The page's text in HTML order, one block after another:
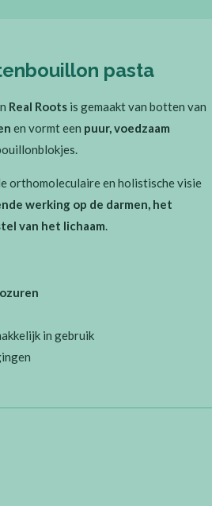
pasta
Real Rootsis gemaakt van botten van
en vormt een puur, voedzaam
orthomoleculaire en holistische visie
werking op de darmen, het
van het lichaam.
in gebruik